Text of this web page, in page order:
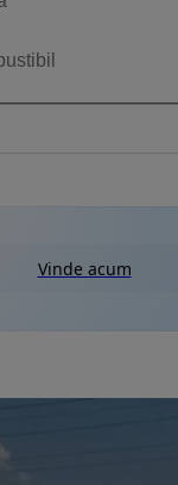
Vinde acum